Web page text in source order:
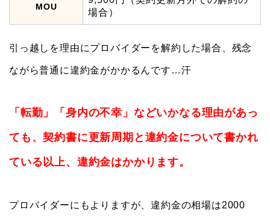
MOU
場合）
引っ越しを理由にプロバイダーを解約した場合、残念
ながら普通に違約金がかかるんです…汗
「転勤」「身内の不幸」などいかなる理由があっ
ても、契約書に更新周期と違約金について書かれ
ている以上、違約金はかかります。
プロバイダーにもよりますが、違約金の相場は2000